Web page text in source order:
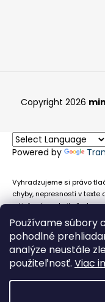
Používame súbory
pohodlné
analýze neustále
použiteľnosť. Viac
Copyright 2026
Powered by
Vyhradzujeme si právo
chyby, nepresnosti v
a tiež právo akejkoľvek
chybne uvedený text. Na
nepresnosti a
informáciami
povinnosť ani
informácie poskytované